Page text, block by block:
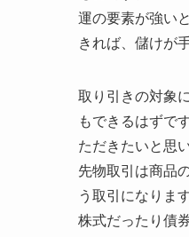
運の要素が強い
きれば、儲けが
取り引きの対象
もできるはずで
ただきたいと思
先物取引は商品
う取引になりま
株式だったり債